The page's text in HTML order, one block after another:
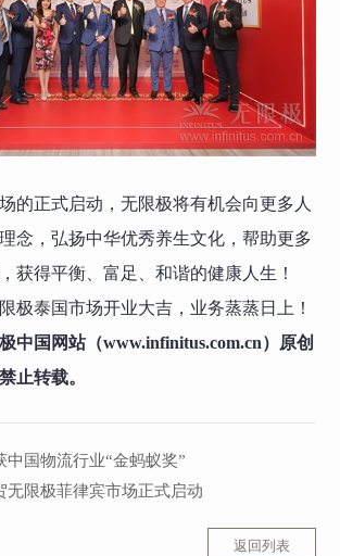
的正式启动，无限极将有机会向更多人
念，弘扬中华优秀养生文化，帮助更多
获得平衡、富足、和谐的健康人生！
极泰国市场开业大吉，业务蒸蒸日上！
中国网站（www.infinitus.com.cn）原创
止转载。
中国物流行业“金蚂蚁奖”
无限极菲律宾市场正式启动
返回列表